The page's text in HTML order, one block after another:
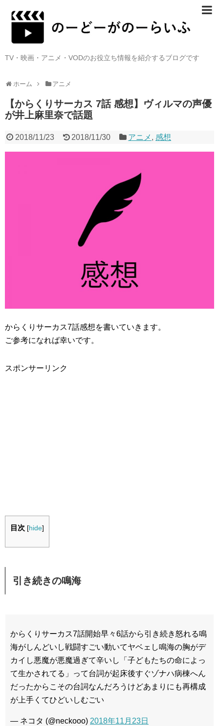
TV・映画・アニメ・VODのお役立ち情報を紹介するブログです
ホーム アニメ
【からくりサーカス 7話 感想】ヴィルマの声優
が井上麻里奈で話題
2018/11/23 2018/11/30 アニメ ,感想
からくりサーカス7話感想を書いていきます。
ご参考になれば幸いです。
スポンサーリンク
目次 [hide]
引き続きの鳴海
からくりサーカス7話開始早々6話から引き続き怒れる鳴
海がしんどいし戦闘すごい動いてヤベェし鳴海の胸がデ
カイし悪魔が悪魔過ぎて辛いし「子どもたちの命によっ
て生かされてる」って台詞が起床後すぐゾナハ病棟へん
だったからこその台詞なんだろうけどあまりにも再構成
が上手くてひどいしむごい
— ネコタ (@neckooo) 2018年11月23日